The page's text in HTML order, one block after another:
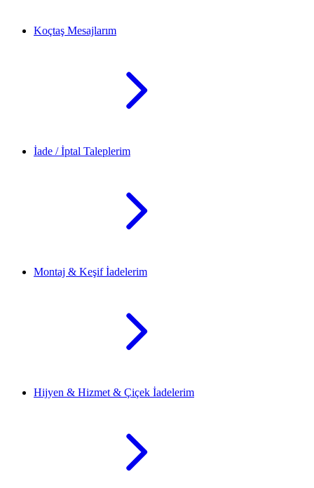
Koçtaş Mesajlarım
İade / İptal Taleplerim
Montaj & Keşif İadelerim
Hijyen & Hizmet & Çiçek İadelerim